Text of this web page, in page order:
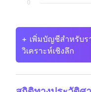
+ เพิ่มบัญชีสำหรับร
วิเคราะห์เชิงลึก